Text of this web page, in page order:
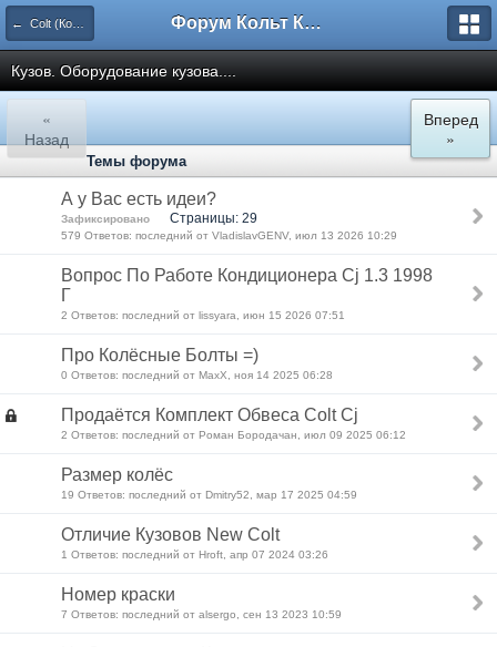
← Colt (Кольт) до 5 (СJ/CK) поколения (до 2003 года) Форум Кольт Клуб
Кузов. Оборудование кузова....
«
Назад
Вперед
»
Темы форума
А у Вас есть идеи?
Зафиксировано Страницы: 29
579 Ответов: последний от VladislavGENV, июл 13 2026 10:29
Вопрос По Работе Кондиционера Cj 1.3 1998
Г
2 Ответов: последний от lissyara, июн 15 2026 07:51
Про Колёсные Болты =)
0 Ответов: последний от MaxX, ноя 14 2025 06:28
Продаётся Комплект Обвеса Colt Cj
2 Ответов: последний от Роман Бородачан, июл 09 2025 06:12
Размер колёс
19 Ответов: последний от Dmitry52, мар 17 2025 04:59
Отличие Кузовов New Colt
1 Ответов: последний от Hroft, апр 07 2024 03:26
Номер краски
7 Ответов: последний от alsergo, сен 13 2023 10:59